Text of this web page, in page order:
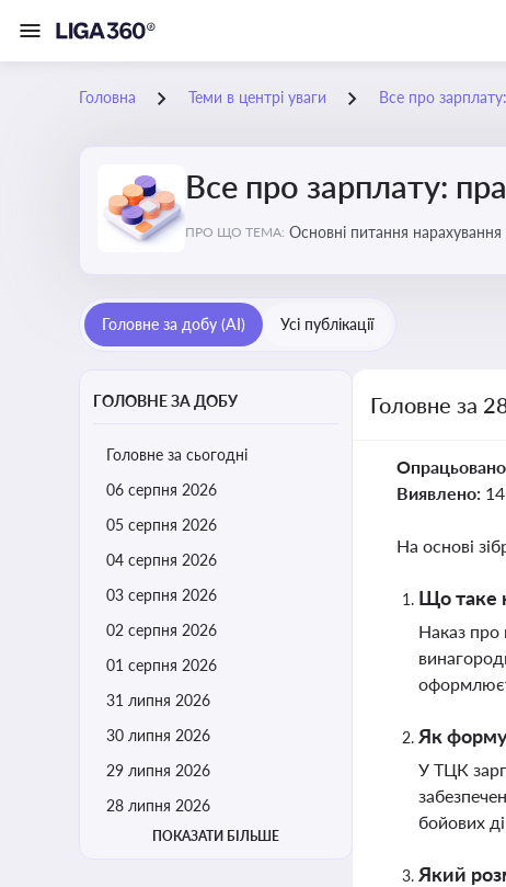
Головна Теми в центрі уваги Все про
Все про зарплату:
ПРО ЩО ТЕМА: Основні питання нарахування
Головне за добу (AI) Усі публікації
ГОЛОВНЕ ЗА ДОБУ
Головне за сьогодні
06 серпня 2026
05 серпня 2026
04 серпня 2026
03 серпня 2026
02 серпня 2026
01 серпня 2026
31 липня 2026
30 липня 2026
29 липня 2026
28 липня 2026
ПОКАЗАТИ БІЛЬШЕ
Головне за
Виявлено:
На основі
Що таке
Наказ про
Як
У ТЦК
бойових
Який